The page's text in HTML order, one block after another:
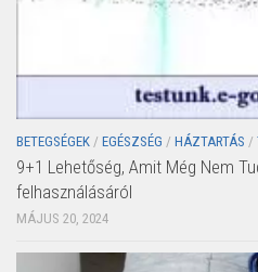
BETEGSÉGEK / EGÉSZSÉG / HÁZTARTÁS /
9+1 Lehetőség, Amit Még Nem
felhasználásáról
MÁJUS 20, 2024